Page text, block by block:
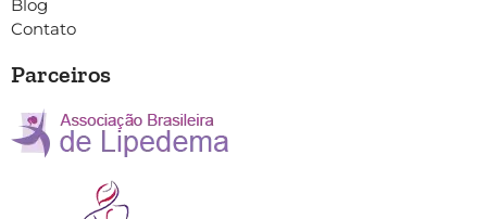
Blog
Contato
Parceiros